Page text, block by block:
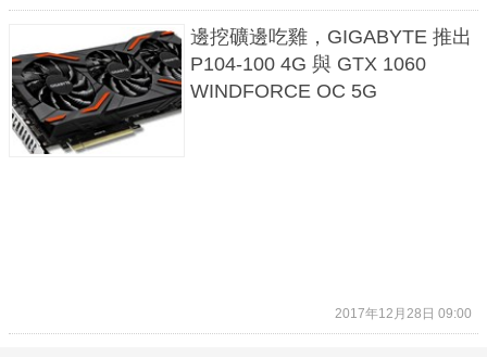
邊挖礦邊吃雞，GIGABYTE 推出
P104-100 4G 與 GTX 1060
WINDFORCE OC 5G
2017年12月28日 09:00